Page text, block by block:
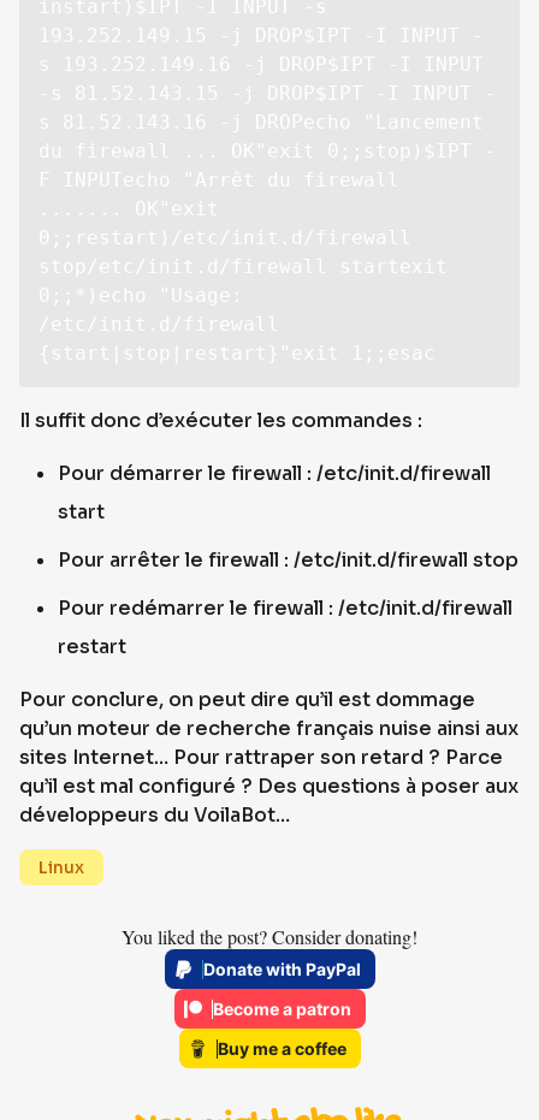
instart)$IPT -I INPUT -s
193.252.149.15 -j DROP$IPT -I INPUT -
s 193.252.149.16 -j DROP$IPT -I INPUT
-s 81.52.143.15 -j DROP$IPT -I INPUT -
s 81.52.143.16 -j DROPecho "Lancement
du firewall ... OK"exit 0;;stop)$IPT -
F INPUTecho "Arrêt du firewall
....... OK"exit
0;;restart)/etc/init.d/firewall
stop/etc/init.d/firewall startexit
0;;*)echo "Usage:
/etc/init.d/firewall
{start|stop|restart}"exit 1;;esac
Il suffit donc d’exécuter les commandes :
Pour démarrer le firewall : /etc/init.d/firewall
start
Pour arrêter le firewall : /etc/init.d/firewall stop
Pour redémarrer le firewall : /etc/init.d/firewall
restart
Pour conclure, on peut dire qu’il est dommage
qu’un moteur de recherche français nuise ainsi aux
sites Internet… Pour rattraper son retard ? Parce
qu’il est mal configuré ? Des questions à poser aux
développeurs du VoilaBot…
Linux
You liked the post? Consider donating!
Donate with PayPal
Become a patron
Buy me a coffee